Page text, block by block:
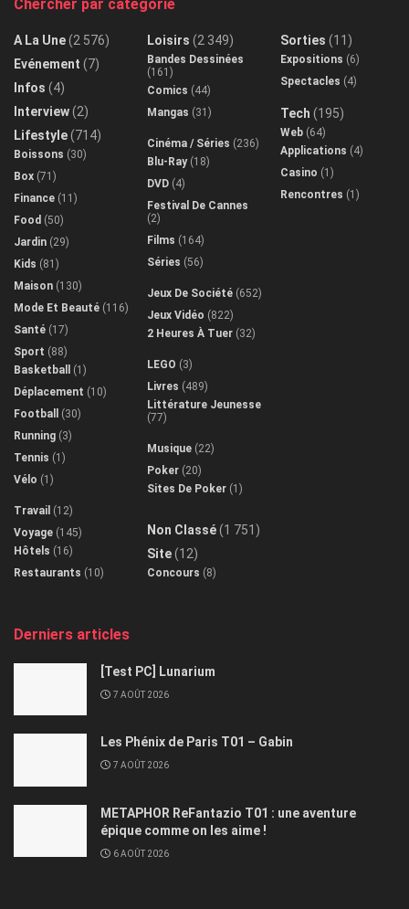
Chercher par catégorie
A La Une(2 576)
Evénement (7)
Infos (4)
Interview(2)
Lifestyle(714)
Boissons (30)
Box (71)
Finance (11)
Food (50)
Jardin (29)
Kids (81)
Maison (130)
Mode Et Beauté (116)
Santé (17)
Sport (88)
Basketball
(1)
Déplacement (10)
Football
(30)
Running (3)
Tennis (1)
Vélo (1)
Travail (12)
Voyage (145)
Hôtels (16)
Restaurants (10)
Loisirs (2 349)
Bandes Dessinées
(161)
Comics (44)
Mangas (31)
Cinéma / Séries (236)
Blu-Ray(18)
DVD (4)
Festival De Cannes
(2)
Films (164)
Séries (56)
Jeux De Société (652)
Jeux Vidéo (822)
2 Heures À Tuer (32)
LEGO (3)
Livres (489)
Littérature Jeunesse
(77)
Musique (22)
Poker (20)
Sites De Poker (1)
Non Classé(1 751)
Site(12)
Concours (8)
Sorties (11)
Expositions (6)
Spectacles (4)
Tech (195)
Web (64)
Applications (4)
Casino (1)
Rencontres (1)
Derniers articles
[Test PC] Lunarium
7 AOÛT 2026
Les Phénix de Paris T01 – Gabin
7 AOÛT 2026
METAPHOR ReFantazio T01 : une aventure
épique comme on les aime !
6 AOÛT 2026